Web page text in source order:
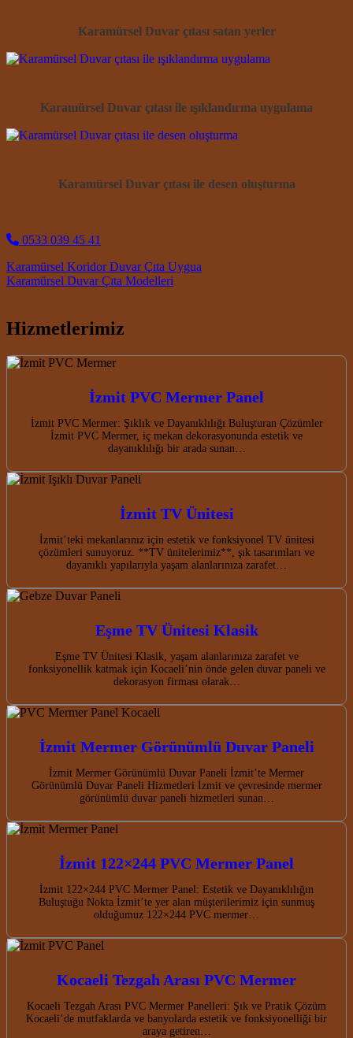
Karamürsel Duvar çıtası satan yerler
Karamürsel Duvar çıtası ile ışıklandırma uygulama
Karamürsel Duvar çıtası ile desen oluşturma
0533 039 45 41
Post navigation
Karamürsel Koridor Duvar Çıta Uygua
Karamürsel Duvar Çıta Modelleri
Hizmetlerimiz
İzmit PVC Mermer Panel
İzmit PVC Mermer: Şıklık ve Dayanıklılığı Buluşturan Çözümler
İzmit PVC Mermer, iç mekan dekorasyonunda estetik ve
dayanıklılığı bir arada sunan…
İzmit TV Ünitesi
İzmit’teki mekanlarınız için estetik ve fonksiyonel TV ünitesi
çözümleri sunuyoruz. **TV ünitelerimiz**, şık tasarımları ve
dayanıklı yapılarıyla yaşam alanlarınıza zarafet…
Eşme TV Ünitesi Klasik
Eşme TV Ünitesi Klasik, yaşam alanlarınıza zarafet ve
fonksiyonellik katmak için Kocaeli’nin önde gelen duvar paneli ve
dekorasyon firması olarak…
İzmit Mermer Görünümlü Duvar Paneli
İzmit Mermer Görünümlü Duvar Paneli İzmit’te Mermer
Görünümlü Duvar Paneli Hizmetleri İzmit ve çevresinde mermer
görünümlü duvar paneli hizmetleri sunan…
İzmit 122×244 PVC Mermer Panel
İzmit 122×244 PVC Mermer Panel: Estetik ve Dayanıklılığın
Buluştuğu Nokta İzmit’te yer alan müşterilerimiz için sunmuş
olduğumuz 122×244 PVC mermer…
Kocaeli Tezgah Arası PVC Mermer
Kocaeli Tezgah Arası PVC Mermer Panelleri: Şık ve Pratik Çözüm
Kocaeli’de mutfaklarda ve banyolarda estetik ve fonksiyonelliği bir
araya getiren…